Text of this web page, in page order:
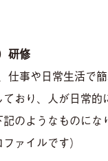
研修
仕事や日常生活で
おり、人が日常
のようなものに
ァイルです）